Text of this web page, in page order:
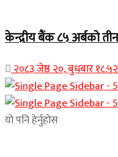
केन्द्रीय बैंक ८५ अर्बको
२०८३ जेष्ठ २०, बुधबार
यो पनि हेर्नुहोस